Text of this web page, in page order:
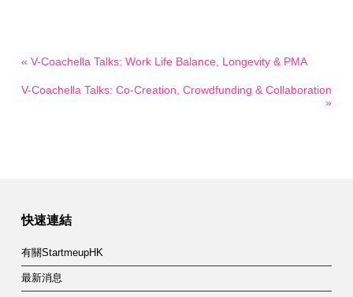
« V-Coachella Talks: Work Life Balance, Longevity & PMA
V-Coachella Talks: Co-Creation, Crowdfunding & Collaboration
»
快速連結
有關StartmeupHK
最新消息